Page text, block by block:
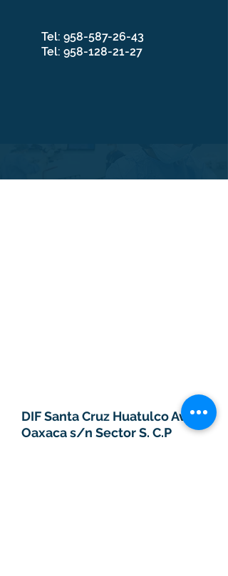
Tel: 958-587-26-43
Tel: 958-128-21-27
DIF Santa Cruz Huatulco Av.
Oaxaca s/n Sector S. C.P